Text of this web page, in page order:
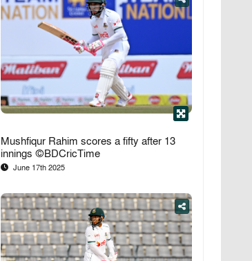
Facebook
Tweet
Copy
Facebook
Mushfiqur Rahim scores a fifty after 13
innings ©BDCricTime
June 17th 2025